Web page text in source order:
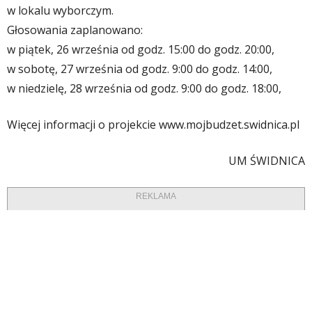
w lokalu wyborczym.
Głosowania zaplanowano:
w piątek, 26 września od godz. 15:00 do godz. 20:00,
w sobotę, 27 września od godz. 9:00 do godz. 14:00,
w niedzielę, 28 września od godz. 9:00 do godz. 18:00,
Więcej informacji o projekcie www.mojbudzet.swidnica.pl
UM ŚWIDNICA
REKLAMA